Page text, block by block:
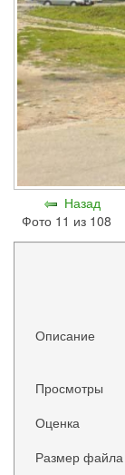
Назад
Фото 11 из 108
Описание
Просмотры
Оценка
Размер файла